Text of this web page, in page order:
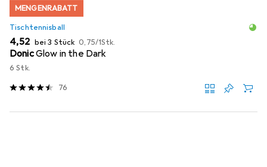
MENGENRABATT
Tischtennisball
EUR
4,52 bei 3 Stück EUR
0,75/1Stk.
DonicGlow in the Dark
6 Stk.
76